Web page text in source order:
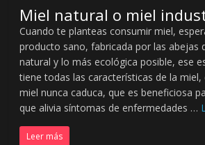
Miel natural o miel
Cuando te planteas consumir miel,
producto sano, fabricada por las abejas
natural y lo más ecológica posible, ese
tiene todas las características de la miel,
miel nunca caduca, que es beneficiosa
que alivia síntomas de enfermedades …
Leer más